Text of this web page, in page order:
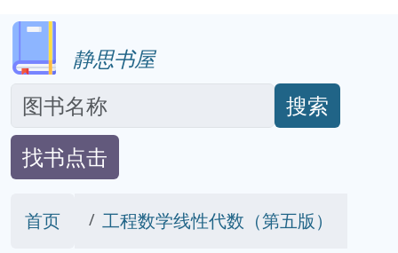
静思书屋
搜索
找书点击
首页 工程数学线性代数（第五版）